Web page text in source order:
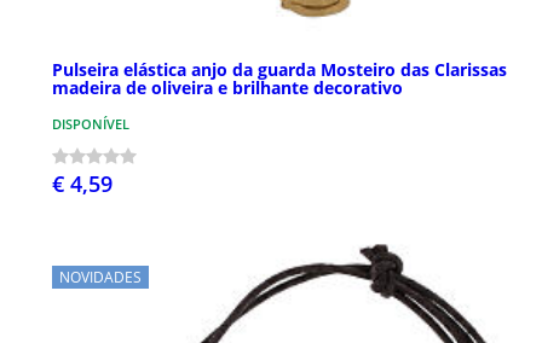
Pulseira elástica anjo da guarda Mosteiro das Clarissas
madeira de oliveira e brilhante decorativo
DISPONÍVEL
€ 4,59
NOVIDADES